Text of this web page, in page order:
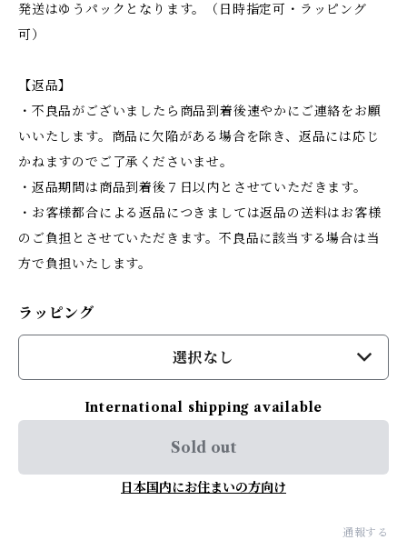
発送はゆうパックとなります。（日時指定可・ラッピング
可）
【返品】
・不良品がございましたら商品到着後速やかにご連絡をお願
いいたします。商品に欠陥がある場合を除き、返品には応じ
かねますのでご了承くださいませ。
・返品期間は商品到着後７日以内とさせていただきます。
・お客様都合による返品につきましては返品の送料はお客様
のご負担とさせていただきます。不良品に該当する場合は当
方で負担いたします。
ラッピング
選択なし
International shipping available
Sold out
日本国内にお住まいの方向け
通報する